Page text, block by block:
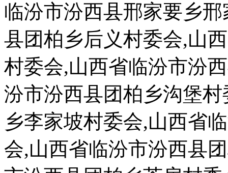
临汾市汾西县邢家要乡
县团柏乡后义村委会,山
村委会,山西省临汾市汾
汾市汾西县团柏乡沟堡
乡李家坡村委会,山西省
会,山西省临汾市汾西县